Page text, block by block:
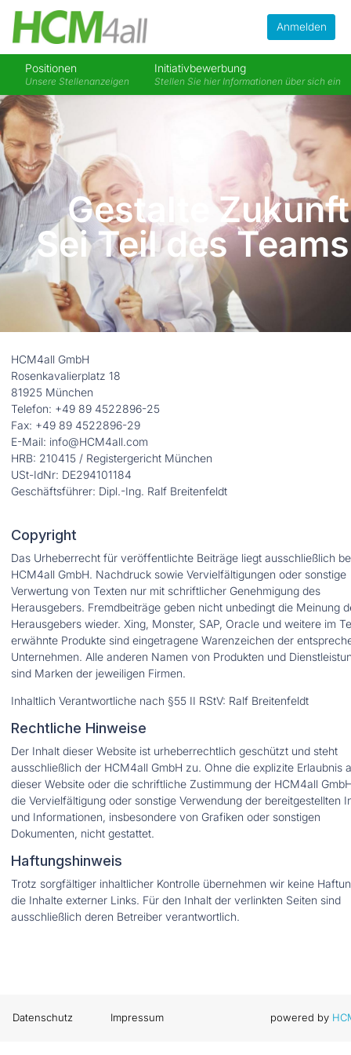
Anmelden
Positionen
Unsere Stellenanzeigen
Initiativbewerbung
Stellen Sie hier Informationen über sich ein
Gestalte
Sei Teil des
HCM4all GmbH
Rosenkavalierplatz 18
81925 München
Telefon: +49 89 4522896-25
Fax: +49 89 4522896-29
E-Mail: info@HCM4all.com
HRB: 210415 / Registergericht München
USt-IdNr: DE294101184
Geschäftsführer: Dipl.-Ing. Ralf Breitenfeldt
Copyright
Das Urheberrecht für veröffentlichte Beiträge liegt ausschließlich
HCM4all GmbH. Nachdruck sowie Vervielfältigungen oder sonstige
Verwertung von Texten nur mit schriftlicher Genehmigung des
Herausgebers. Fremdbeiträge geben nicht unbedingt die Meinung
Herausgebers wieder. Xing, Monster, SAP, Oracle und weitere im
erwähnte Produkte sind eingetragene Warenzeichen der
Unternehmen. Alle anderen Namen von Produkten und
sind Marken der jeweiligen Firmen.
Inhaltlich Verantwortliche nach §55 II RStV: Ralf Breitenfeldt
Rechtliche Hinweise
Der Inhalt dieser Website ist urheberrechtlich geschützt und steht
ausschließlich der HCM4all GmbH zu. Ohne die explizite Erlaubnis
dieser Website oder die schriftliche Zustimmung der HCM4all
die Vervielfältigung oder sonstige Verwendung der bereitgestellten
und Informationen, insbesondere von Grafiken oder sonstigen
Dokumenten, nicht gestattet.
Haftungshinweis
Trotz sorgfältiger inhaltlicher Kontrolle übernehmen wir keine
die Inhalte externer Links. Für den Inhalt der verlinkten Seiten sind
ausschließlich deren Betreiber verantwortlich.
Datenschutz Impressum powered by